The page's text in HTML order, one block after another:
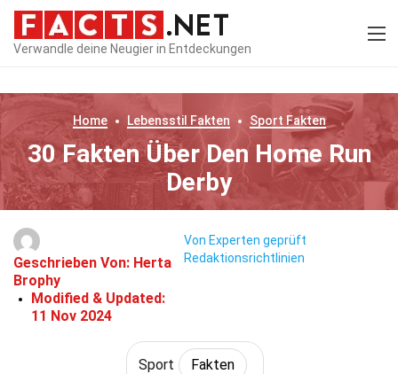
Verwandle deine Neugier in Entdeckungen
Home Lebensstil Fakten Sport Fakten
30 Fakten Über Den Home Run
Derby
Geschrieben Von: Herta
Brophy
Modified & Updated:
11 Nov 2024
Von Experten geprüft
Redaktionsrichtlinien
Sport Fakten